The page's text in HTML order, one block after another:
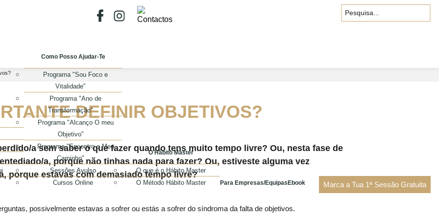
Marca a Tua 1ª Sessão Gratuita
Como Posso Ajudar-Te
Programa "Sou Foco e
Vitalidade"
Programa "Ano de
Transformação"
Programa "Alcanço O meu
Objetivo"
Programa "Encontro o Meu
Caminho"
Sessões Avulso
Cursos Online
O Hábito Master
O que é o Hábito Master
O Método Hábito Master
Para Empresas/Equipas Ebook
DEFINIR OBJETIVOS?
a sem saber o que fazer quando tens muito tempo livre? Ou, nesta fase de
a, porque não tinhas nada para fazer? Ou, estiveste alguma vez
porque estavas com demasiado tempo livre?
possivelmente estavas a sofrer ou estás a sofrer do síndroma da falta de objetivos.